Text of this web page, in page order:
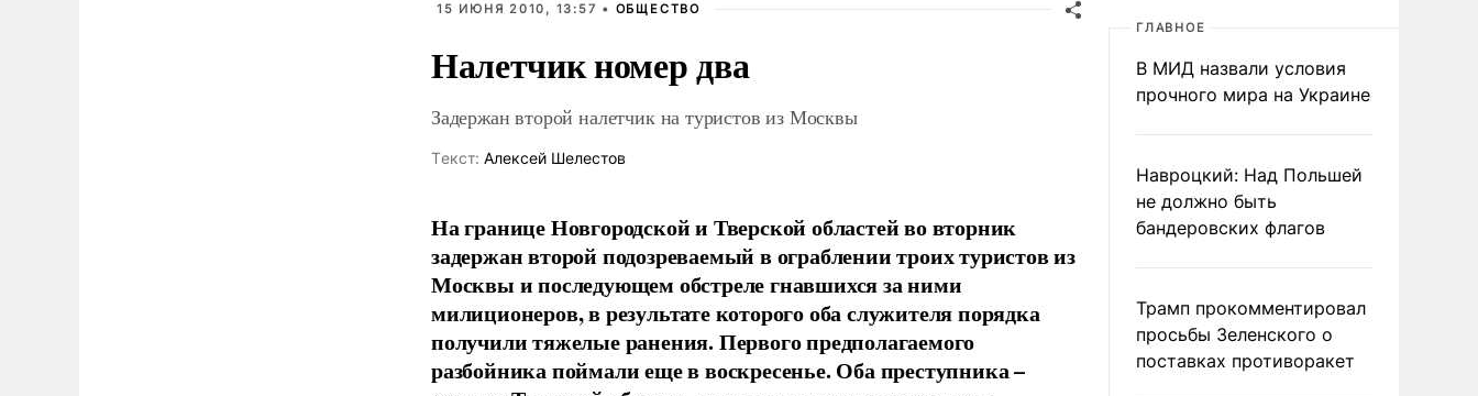
15 ИЮНЯ 2010, 13:57 • ОБЩЕСТВО
Налетчик номер два
Задержан второй налетчик на туристов из Москвы
Tекст: Алексей Шелестов
На границе Новгородской и Тверской областей во вторник
задержан второй подозреваемый в ограблении троих туристов из
Москвы и последующем обстреле гнавшихся за ними
милиционеров, в результате которого оба служителя порядка
получили тяжелые ранения. Первого предполагаемого
разбойника поймали еще в воскресенье. Оба преступника –
ГЛАВНОЕ
В МИД назвали условия
прочного мира на Украине
Навроцкий: Над Польшей
не должно быть
бандеровских флагов
Трамп прокомментировал
просьбы Зеленского о
поставках противоракет